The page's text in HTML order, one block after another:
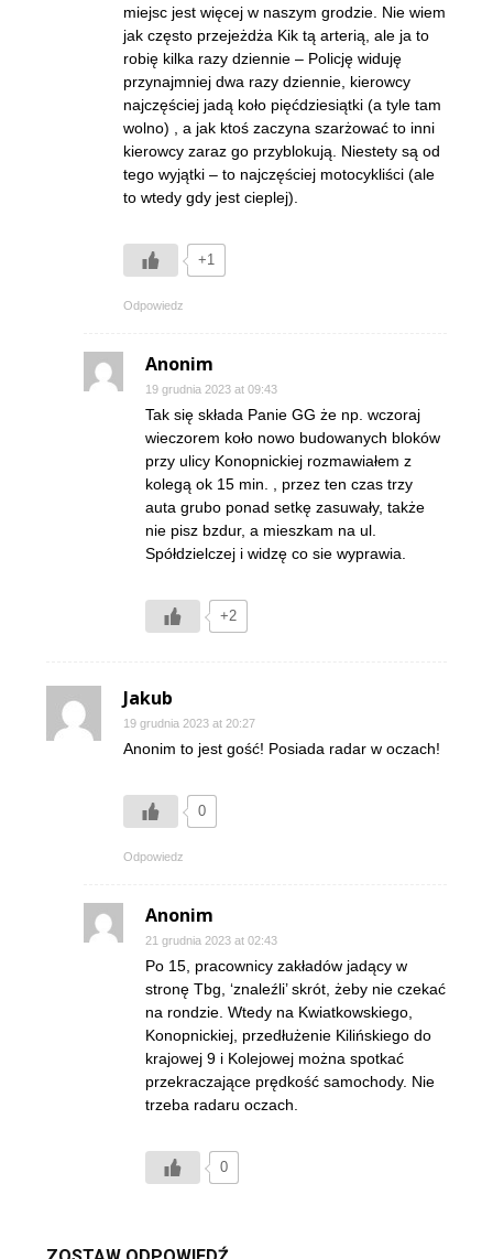
miejsc jest więcej w naszym grodzie. Nie wiem
jak często przejeżdża Kik tą arterią, ale ja to
robię kilka razy dziennie – Policję widuję
przynajmniej dwa razy dziennie, kierowcy
najczęściej jadą koło pięćdziesiątki (a tyle tam
wolno) , a jak ktoś zaczyna szarżować to inni
kierowcy zaraz go przyblokują. Niestety są od
tego wyjątki – to najczęściej motocykliści (ale
to wtedy gdy jest cieplej).
+1
Odpowiedz
Anonim
19 grudnia 2023 at 09:43
Tak się składa Panie GG że np. wczoraj
wieczorem koło nowo budowanych bloków
przy ulicy Konopnickiej rozmawiałem z
kolegą ok 15 min. , przez ten czas trzy
auta grubo ponad setkę zasuwały, także
nie pisz bzdur, a mieszkam na ul.
Spółdzielczej i widzę co sie wyprawia.
+2
Jakub
19 grudnia 2023 at 20:27
Anonim to jest gość! Posiada radar w oczach!
0
Odpowiedz
Anonim
21 grudnia 2023 at 02:43
Po 15, pracownicy zakładów jadący w
stronę Tbg, ‘znaleźli’ skrót, żeby nie czekać
na rondzie. Wtedy na Kwiatkowskiego,
Konopnickiej, przedłużenie Kilińskiego do
krajowej 9 i Kolejowej można spotkać
przekraczające prędkość samochody. Nie
trzeba radaru oczach.
0